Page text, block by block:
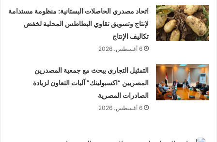
اتحاد مصدري الحاصلات البستانية: منظومة مستدامة
لإنتاج وتسويق تقاوي البطاطس المحلية لخفض
تكاليف الإنتاج
6 أغسطس، 2026
التمثيل التجاري يبحث مع جمعية المصدرين
المصريين “اكسبولينك” آليات التعاون لزيادة
الصادرات المصرية
6 أغسطس، 2026